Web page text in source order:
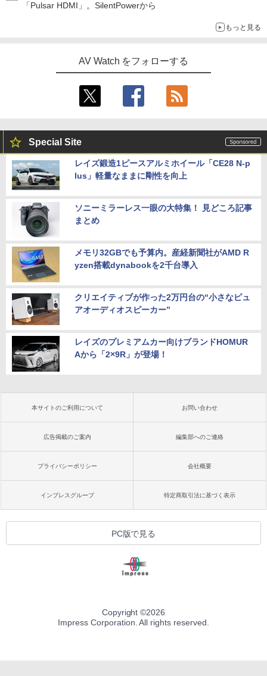
「Pulsar HDMI」。SilentPowerから
もっと見る
AV Watch をフォローする
Special Site
レイズ鍛造1ピースアルミホイール「CE28 N-p
lus」軽量なままに剛性を向上
ソニーミラーレス一眼の大特集！ 見どころ記事
まとめ
メモリ32GBでも予算内。産経新聞社がAMD R
yzen搭載dynabookを2千台導入
クリエイティブが作った2万円台の“小さなピュ
アオーディオスピーカー”
レイズのプレミアムカー向けブランドHOMUR
Aから「2×9R」が登場！
本サイトのご利用について お問い合わせ
広告掲載のご案内 編集部へのご連絡
プライバシーポリシー 会社概要
インプレスグループ 特定商取引法に基づく表示
PC版で見る
Copyright ©2026
Impress Corporation. All rights reserved.